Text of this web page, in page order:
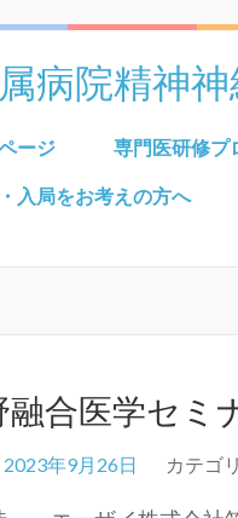
病院精神
ージ 専門医研修プ
入局をお考えの方へ
合医学セミ
2023年9月26日 カテゴ